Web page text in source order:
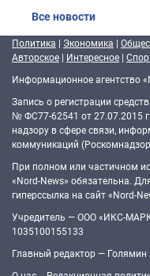
Все новости
Политика | Экономика |
Авторское | Интересное |
Информационное агентство
Запись о регистрации
№ ФС77-62541 от 27.07.2015
надзору в сфере связи,
коммуникаций
При полном или частичном
«Nord-News» обязательна.
гиперссылка на сайт «Nord-
Учредитель — ООО «ИКС-
1035100155133
Главный редактор — Голямин